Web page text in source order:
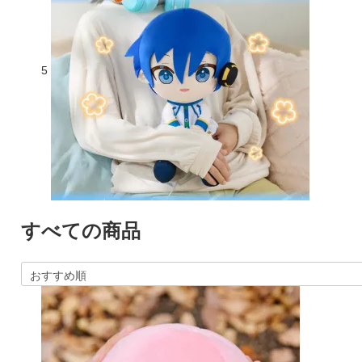
5
すべての商品